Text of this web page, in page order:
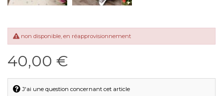
non disponible, en réapprovisionnement
40,00 €
J'ai une question concernant cet article